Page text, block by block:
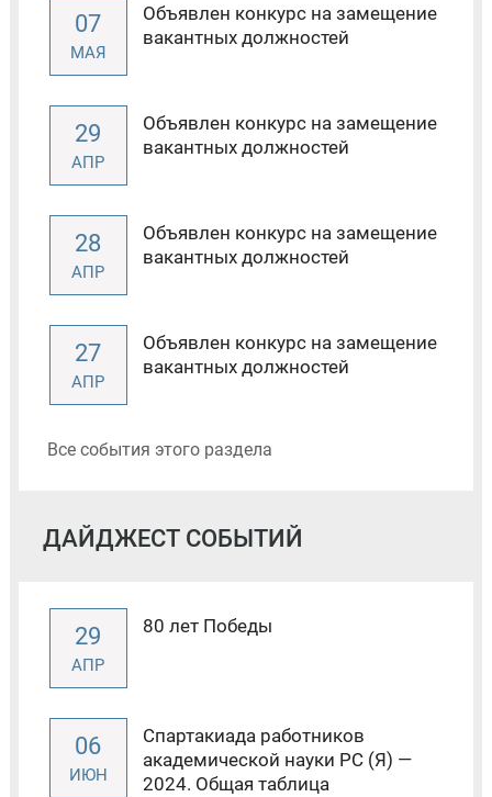
07
МАЯ
Объявлен конкурс на замещение
вакантных должностей
29
АПР
Объявлен конкурс на замещение
вакантных должностей
28
АПР
Объявлен конкурс на замещение
вакантных должностей
27
АПР
Объявлен конкурс на замещение
вакантных должностей
Все события этого раздела
ДАЙДЖЕСТ СОБЫТИЙ
29
АПР
80 лет Победы
06
ИЮН
Спартакиада работников
академической науки РС (Я) —
2024. Общая таблица